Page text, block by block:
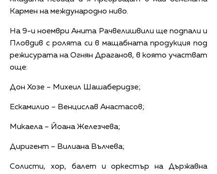
Кармен на международно ниво.
На 9-и ноември Анита Рачвелишвили ще подпали и
Пловдив с ролята си в мащабната продукция под
режисурата на Огнян Драганов, в която участват
още:
Дон Хозе – Михеил Шашаберидзе;
Ескамилио – Венцислав Анастасов;
Микаела – Йоана Железчева;
Диригент – Вилиана Вълчева;
Солисти, хор, балет и оркестър на Държавна